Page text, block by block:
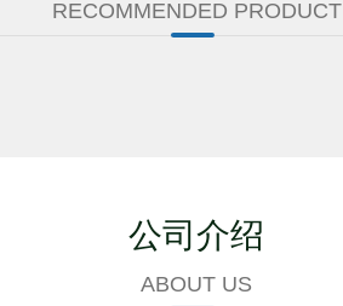
RECOMMENDED PRODUCT
公司介绍
ABOUT US